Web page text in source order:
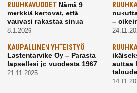
RUUHKAVUODET Nämä 9
merkkiä kertovat, että
vauvasi rakastaa sinua
8.1.2026
–
KAUPALLINEN YHTEISTYÖ
Lastentarvike Oy – Parasta
lapsellesi jo vuodesta 1967
21.11.2025
auttaa